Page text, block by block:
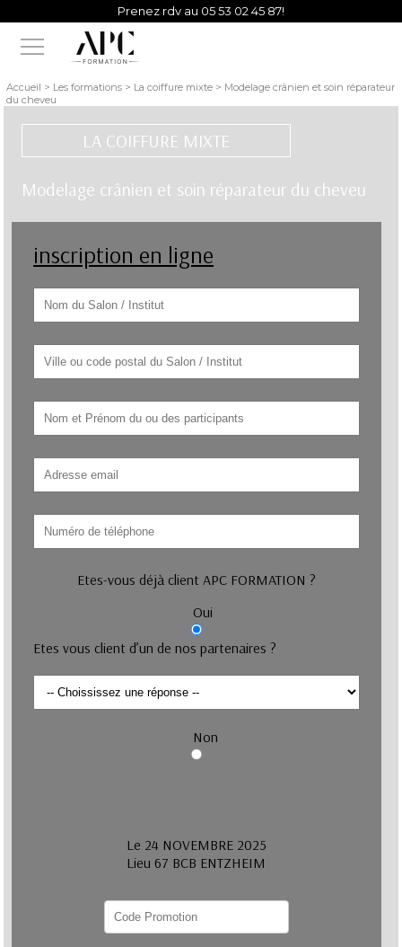
Prenez rdv au 05 53 02 45 87!
Vous avez besoin d'un conseil d'un de nos experts?
Accueil > Les formations > La coiffure mixte > Modelage crânien et soin réparateur
du cheveu
LA COIFFURE MIXTE
Modelage crânien et soin réparateur du cheveu
inscription en ligne
Etes-vous déjà client APC FORMATION ?
Oui
Etes vous client d’un de nos partenaires ?
Non
Le 24 NOVEMBRE 2025
Lieu 67 BCB ENTZHEIM